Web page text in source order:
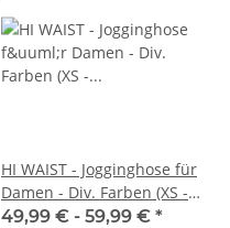
HI WAIST - Jogginghose für
Damen - Div. Farben (XS -
5XL)
49,99 € - 59,99 € *